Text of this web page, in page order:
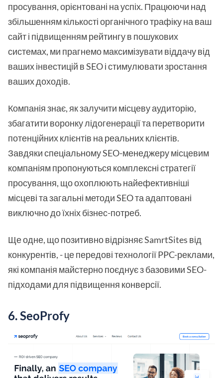
просування, орієнтовані на успіх. Працюючи над
збільшенням кількості органічного трафіку на ваш
сайт і підвищенням рейтингу в пошукових
системах, ми прагнемо максимізувати віддачу від
ваших інвестицій в SEO і стимулювати зростання
ваших доходів.
Компанія знає, як залучити місцеву аудиторію,
збагатити воронку лідогенерації та перетворити
потенційних клієнтів на реальних клієнтів.
Завдяки спеціальному SEO-менеджеру місцевим
компаніям пропонуються комплексні стратегії
просування, що охоплюють найефективніші
місцеві та загальні методи SEO та адаптовані
виключно до їхніх бізнес-потреб.
Ще одне, що позитивно відрізняє SamrtSites від
конкурентів, - це передові технології PPC-реклами,
які компанія майстерно поєднує з базовими SEO-
підходами для підвищення конверсії.
6. SeoProfy